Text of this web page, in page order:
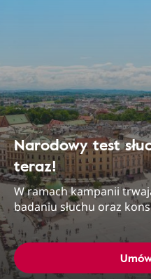
Narodowy test
teraz!
W ramach kampanii
badaniu słuchu oraz